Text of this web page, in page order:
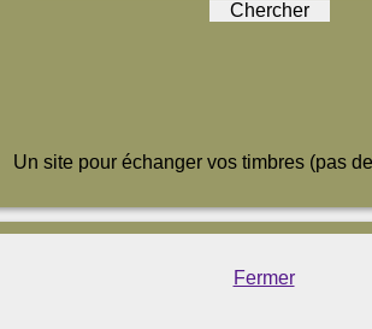
Un site pour échanger vos timbres (pas
Fermer